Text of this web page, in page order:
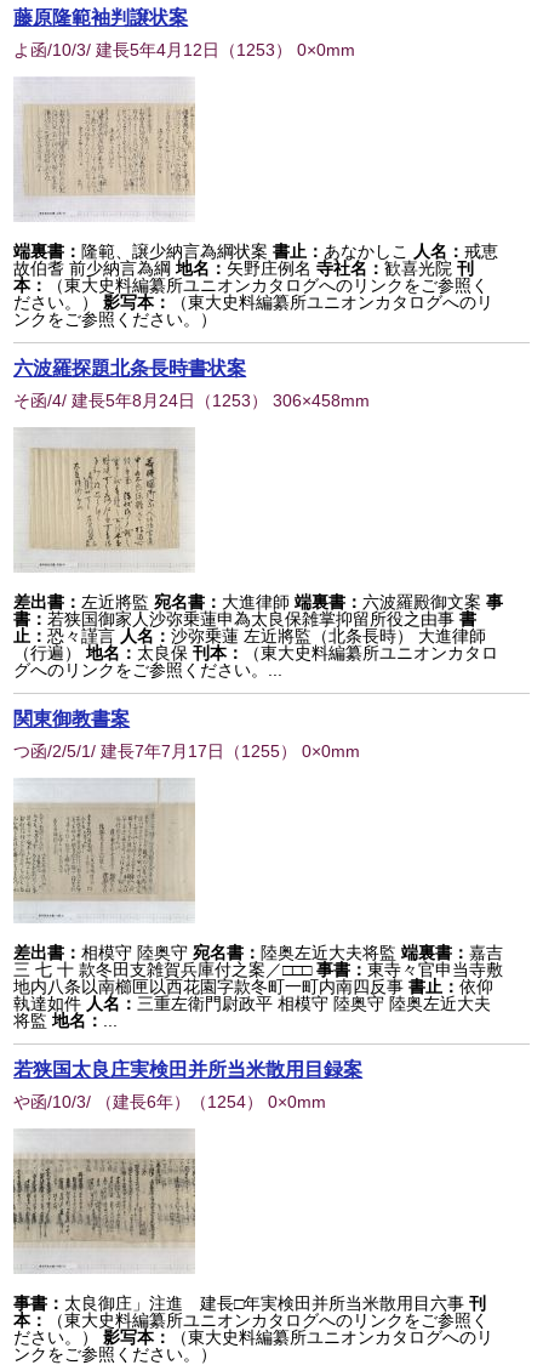
藤原隆範袖判譲状案
よ函/10/3/ 建長5年4月12日 （1253） 0×0mm
端裏書： 隆範、譲少納言為綱状案 書止： あなかしこ 人名：戒恵
故伯耆 前少納言為綱 地名： 矢野庄例名 寺社名：歓喜光院 刊
本：
（東大史料編纂所ユニオンカタログへのリンクをご参照く
ださい。）
影写本：
（東大史料編纂所ユニオンカタログへのリ
ンクをご参照ください。）
六波羅探題北条長時書状案
そ函/4/ 建長5年8月24日 （1253） 306×458mm
差出書： 左近將監 宛名書： 大進律師 端裏書：六波羅殿御文案 事
書：若狭国御家人沙弥乗蓮申為太良保雑掌抑留所役之由事 書
止：恐々謹言 人名：沙弥乗蓮 左近將監（北条長時） 大進律師
（行遍）
地名： 太良保 刊本：
（東大史料編纂所ユニオンカタロ
グへのリンクをご参照ください。...
関東御教書案
つ函/2/5/1/ 建長7年7月17日 （1255） 0×0mm
差出書：相模守 陸奥守 宛名書： 陸奥左近大夫将監 端裏書：嘉吉
三 七 十 款冬田支雑賀兵庫付之案／□□□ 事書：東寺々官申当寺敷
地内八条以南櫛匣以西花園字款冬町一町内南四反事 書止：依仰
執達如件 人名： 三重左衛門尉政平 相模守 陸奥守 陸奥左近大夫
将監 地名：
若狭国太良庄実検田并所当米散用目録案
や函/10/3/ （建長6年） （1254） 0×0mm
事書： 太良御庄」注進 建長□年実検田并所当米散用目六事 刊
本：
（東大史料編纂所ユニオンカタログへのリンクをご参照く
ださい。）
影写本：
（東大史料編纂所ユニオンカタログへのリ
ンクをご参照ください。）